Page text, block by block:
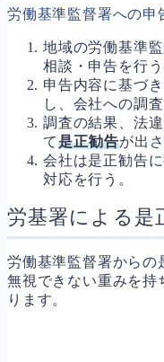
労働基準監督署への申
地域の労働基準
相談・申告を行う
申告内容に基づ
し、会社への調
調査の結果、法
て是正勧告が出
会社は是正勧告
対応を行う。
労基署による是
労働基準監督署からの
無視できない重みを持
ります。